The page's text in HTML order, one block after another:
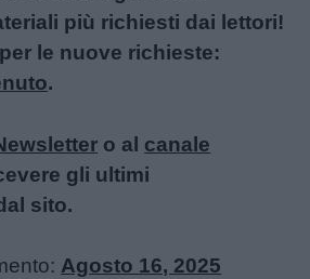
più richiesti dai lettori!
le nuove richieste:
.
o al canale
gli ultimi
sito.
Agosto 16, 2025